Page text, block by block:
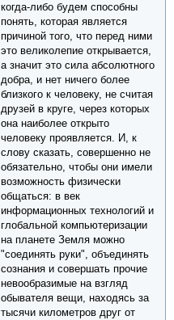
когда-либо будем способны
понять, которая является
причиной того, что перед ними
это великолепие открывается,
а значит это сила абсолютного
добра, и нет ничего более
близкого к человеку, не считая
друзей в круге, через которых
она наиболее открыто
человеку проявляется. И, к
слову сказать, совершенно не
обязательно, чтобы они имели
возможность физически
общаться: в век
информационных технологий и
глобальной компьютеризации
на планете Земля можно
"соединять руки", объединять
сознания и совершать прочие
невообразимые на взгляд
обывателя вещи, находясь за
тысячи километров друг от